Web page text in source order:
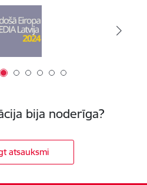
bija noderīga?
atsauksmi